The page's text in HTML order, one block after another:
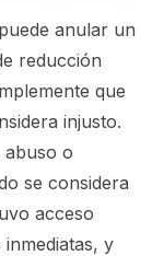
anular un
reducción
que
injusto.
abuso o
se considera
acceso
y